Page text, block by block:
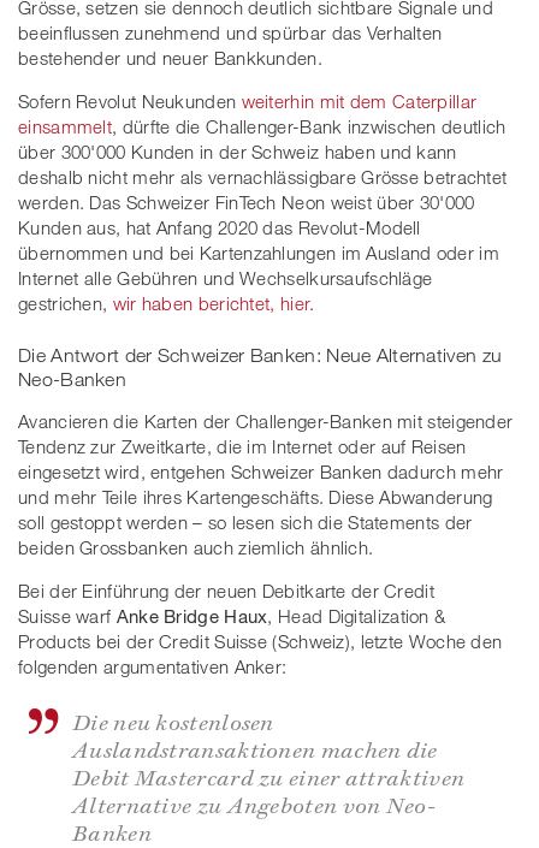
Grösse, setzen sie dennoch deutlich sichtbare Signale und
beeinflussen zunehmend und spürbar das Verhalten
bestehender und neuer Bankkunden.
Sofern Revolut Neukunden weiterhin mit dem Caterpillar
einsammelt , dürfte die Challenger-Bank inzwischen deutlich
über 300'000 Kunden in der Schweiz haben und kann
deshalb nicht mehr als vernachlässigbare Grösse betrachtet
werden. Das Schweizer FinTech Neon weist über 30'000
Kunden aus, hat Anfang 2020 das Revolut-Modell
übernommen und bei Kartenzahlungen im Ausland oder im
Internet alle Gebühren und Wechselkursaufschläge
gestrichen, wir haben berichtet, hier.
Die Antwort der Schweizer Banken: Neue Alternativen zu
Neo-Banken
Avancieren die Karten der Challenger-Banken mit steigender
Tendenz zur Zweitkarte, die im Internet oder auf Reisen
eingesetzt wird, entgehen Schweizer Banken dadurch mehr
und mehr Teile ihres Kartengeschäfts. Diese Abwanderung
soll gestoppt werden – so lesen sich die Statements der
beiden Grossbanken auch ziemlich ähnlich.
Bei der Einführung der neuen Debitkarte der Credit
Suisse warf Anke Bridge Haux, Head Digitalization &
Products bei der Credit Suisse (Schweiz), letzte Woche den
folgenden argumentativen Anker:
Die neu kostenlosen
Auslandstransaktionen machen die
Debit Mastercard zu einer attraktiven
Alternative zu Angeboten von Neo-
Banken